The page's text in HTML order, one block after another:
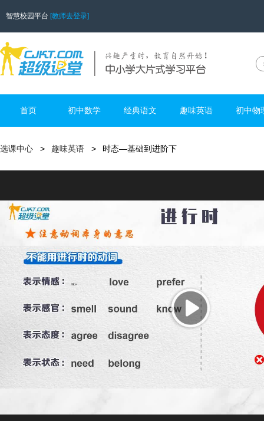
智慧校园平台 [教师去登录]
首页 初中数学 经典语文 趣味英语 初中物
选课中心 趣味英语 时态—基础到进阶下